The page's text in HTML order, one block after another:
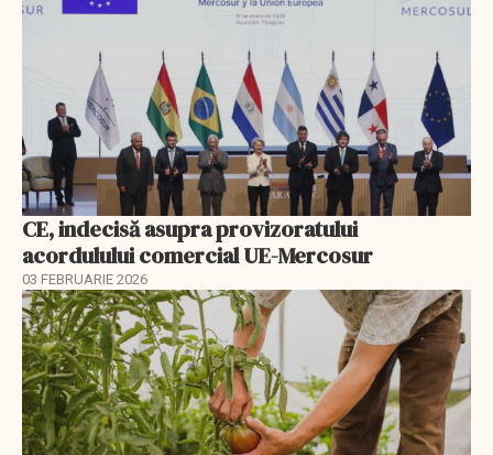
CE, indecisă asupra provizoratului
acordulului comercial UE-Mercosur
03 FEBRUARIE 2026